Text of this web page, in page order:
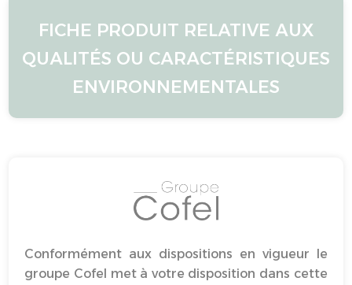
FICHE PRODUIT RELATIVE AUX
QUALITÉS OU CARACTÉRISTIQUES
ENVIRONNEMENTALES
Conformément aux dispositions en vigueur le
groupe Cofel met à votre disposition dans cette